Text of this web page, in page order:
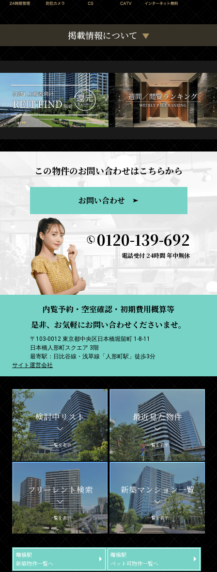
掲載情報について
この物件のお問い合わせはこちらから
お問い合わせ
0120-139-692
電話受付 24時間 年中無休
内覧予約・空室確認・初期費用概算等
是非、お気軽にお問い合わせくださいませ。
〒103-0012 東京都中央区日本橋堀留町 1-8-11
日本橋人形町スクエア 3階
最寄駅：日比谷線・浅草線「人形町駅」徒歩3分
サイト運営会社
検討中リスト
一覧を表示
最近見た物件
一覧を表示
フリーレント検索
一覧を表示
新築マンション一覧
一覧を表示
曙橋駅
新築物件一覧へ
曙橋駅
ペット可物件一覧へ